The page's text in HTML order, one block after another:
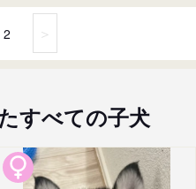
2 ＞
すべての子犬